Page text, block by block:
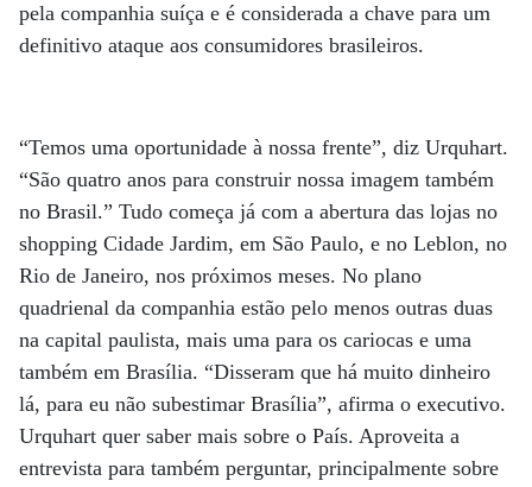
pela companhia suíça e é considerada a chave para um
definitivo ataque aos consumidores brasileiros.
“Temos uma oportunidade à nossa frente”, diz Urquhart.
“São quatro anos para construir nossa imagem também
no Brasil.” Tudo começa já com a abertura das lojas no
shopping Cidade Jardim, em São Paulo, e no Leblon, no
Rio de Janeiro, nos próximos meses. No plano
quadrienal da companhia estão pelo menos outras duas
na capital paulista, mais uma para os cariocas e uma
também em Brasília. “Disseram que há muito dinheiro
lá, para eu não subestimar Brasília”, afirma o executivo.
Urquhart quer saber mais sobre o País. Aproveita a
entrevista para também perguntar, principalmente sobre